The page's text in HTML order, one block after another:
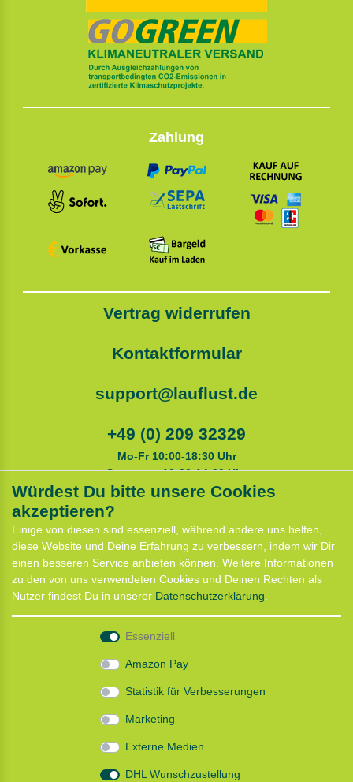
Zahlung
Vertrag widerrufen
Kontaktformular
support@lauflust.de
+49 (0) 209 32329
Mo-Fr 10:00-18:30 Uhr
Samstags 10:00-14:00 Uhr
Anfahrt
Kontaktformular
Termin für Hundeberatung
CaniX Seminare
Lauf Seminar
Laufen mit Lauflust
Batterieentsorgung
Daten­schutz­erklärung
AGB
Würdest Du bitte unsere Cookies
akzeptieren?
Einige von diesen sind essenziell, während andere uns helfen,
diese Website und Deine Erfahrung zu verbessern, indem wir Dir
einen besseren Service anbieten können. Weitere Informationen
zu den von uns verwendeten Cookies und Deinen Rechten als
Nutzer findest Du in unserer Daten­schutz­erklärung
Essenziell
Amazon Pay
Statistik für Verbesserungen
Marketing
Externe Medien
DHL Wunschzustellung